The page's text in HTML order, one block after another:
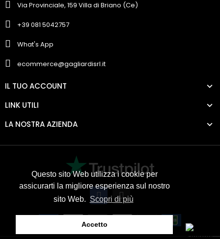
Questo sito Web utilizza i cookie per
assicurarti la migliore esperienza sul nostro
sito Web. Scopri di più
Accetto
Via Provinciale, 159 Villa di Briano (Ce)
+39 081 5042757
What's App
ecommerce@gagliardisrl.it
IL TUO ACCOUNT
LINK UTILI
LA NOSTRA AZIENDA